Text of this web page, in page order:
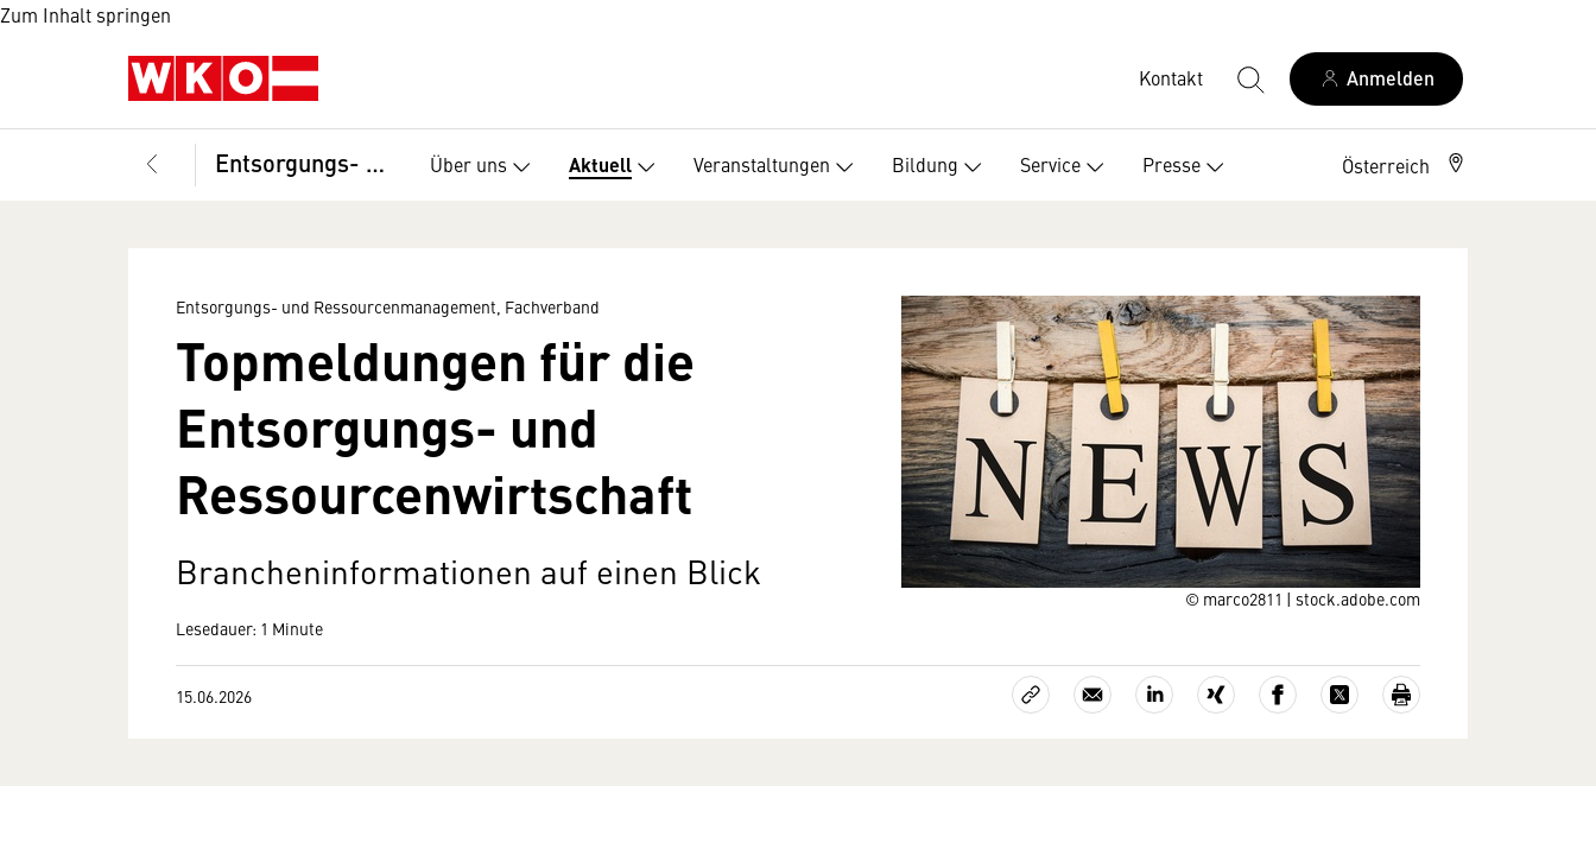
Zum Inhalt springen
Kontakt Anmelden
Entsorgungs- und Ressourcenmanagement, Fachverband Über uns Aktuell Veranstaltungen Bildung Service Presse Österreich
© marco2811 | stock.adobe.com
Entsorgungs- und Ressourcenmanagement, Fachverband
Topmeldungen für die
Entsorgungs- und
Ressourcenwirtschaft
Brancheninformationen auf einen Blick
Lesedauer: 1 Minute
15.06.2026